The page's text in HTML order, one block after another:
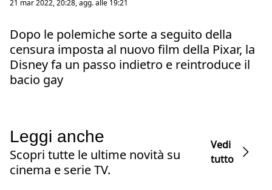
21 mar 2022, 20:28, agg. alle 19:21
Dopo le polemiche sorte a seguito della
censura imposta al nuovo film della Pixar, la
Disney fa un passo indietro e reintroduce il
bacio gay
Leggi anche
Scopri tutte le ultime novità su
cinema e serie TV.
Vedi
tutto